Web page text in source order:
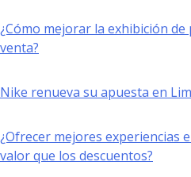
¿Cómo mejorar la exhibición
venta?
Nike renueva su apuesta en
¿Ofrecer mejores experiencias
valor que los descuentos?